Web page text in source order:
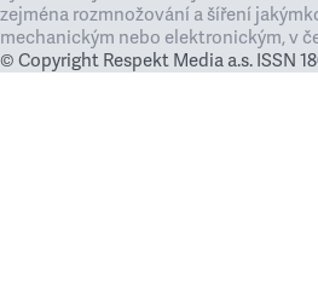
zejména rozmnožování a šíření
mechanickým nebo elektronickým, v
© Copyright Respekt Media a.s. ISSN